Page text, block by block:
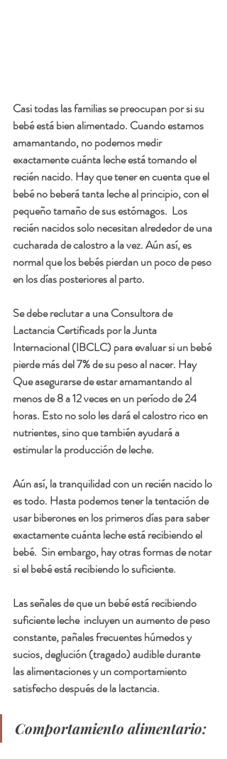
Casi todas las familias se preocupan por si su
bebé está bien alimentado. Cuando estamos
amamantando, no podemos medir
exactamente cuánta leche está tomando el
recién nacido. Hay que tener en cuenta que el
bebé no beberá tanta leche al principio, con el
pequeño tamaño de sus estómagos.  Los
recién nacidos solo necesitan alrededor de una
cucharada de calostro a la vez. Aún así, es
normal que los bebés pierdan un poco de peso
en los días posteriores al parto.
Se debe reclutar a una Consultora de
Lactancia Certificads por la Junta
Internacional (IBCLC) para evaluar si un bebé
pierde más del 7% de su peso al nacer. Hay
Que asegurarse de estar amamantando al
menos de 8 a 12 veces en un período de 24
horas. Esto no solo les dará el calostro rico en
nutrientes, sino que también ayudará a
estimular la producción de leche.
Aún así, la tranquilidad con un recién nacido lo
es todo. Hasta podemos tener la tentación de
usar biberones en los primeros días para saber
exactamente cuánta leche está recibiendo el
bebé.  Sin embargo, hay otras formas de notar
si el bebé está recibiendo lo suficiente.
Las señales de que un bebé está recibiendo
suficiente leche  incluyen un aumento de peso
constante, pañales frecuentes húmedos y
sucios, deglución (tragado) audible durante
las alimentaciones y un comportamiento
satisfecho después de la lactancia.
Comportamiento alimentario: